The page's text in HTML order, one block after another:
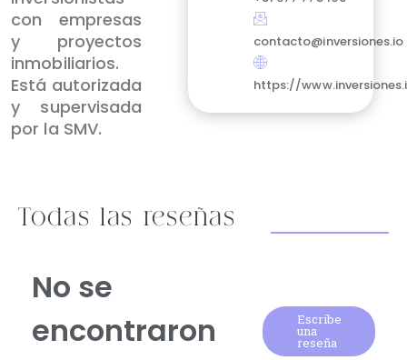
con empresas
y proyectos
inmobiliarios.
Está autorizada
y supervisada
por la SMV.
contacto@inversiones.io
https://
Todas las reseñas
No se
encontraron
Escribe
una
reseña